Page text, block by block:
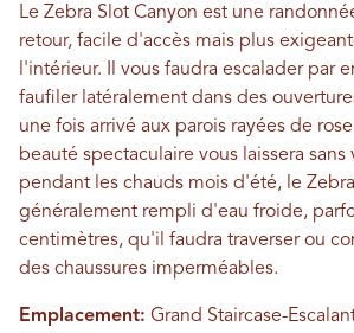
Le Zebra Slot Canyon est une
retour, facile d'accès mais plus
l'intérieur. Il vous faudra escalader par
faufiler latéralement dans des
une fois arrivé aux parois rayées de
beauté spectaculaire vous laissera sans
pendant les chauds mois d'été, le
généralement rempli d'eau froide,
centimètres, qu'il faudra traverser ou
des chaussures imperméables.
Emplacement: Grand Staircase-